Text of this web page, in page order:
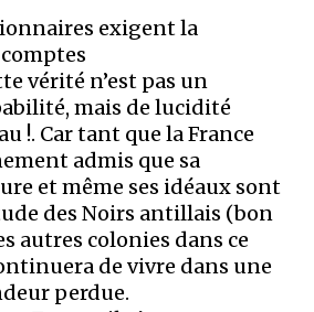
exigent la
vérité n’est pas un
mais de lucidité
!. Car tant que la France
admis que sa
et même ses idéaux sont
des Noirs antillais (bon
autres colonies dans ce
de vivre dans une
perdue.